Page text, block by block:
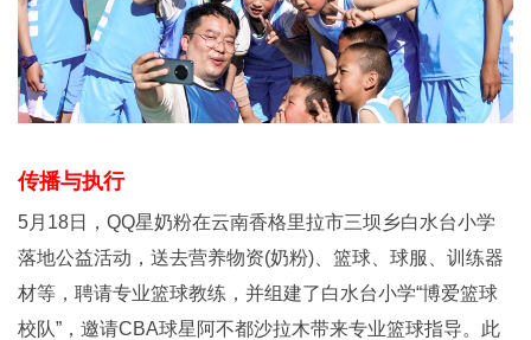
传播与执行
5月18日，QQ星奶粉在云南香格里拉市三坝乡白水台小学
落地公益活动，送去营养物资(奶粉)、篮球、球服、训练器
材等，聘请专业篮球教练，并组建了白水台小学“博爱篮球
校队”，邀请CBA球星阿不都沙拉木带来专业篮球指导。此